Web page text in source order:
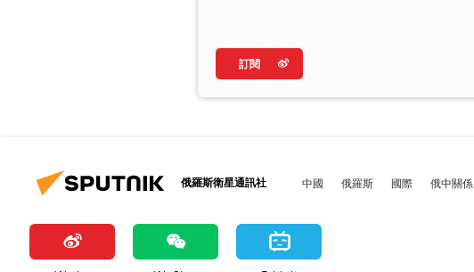
訂閱
俄羅斯衛星通訊社 中國 俄羅斯 國際 俄中關係